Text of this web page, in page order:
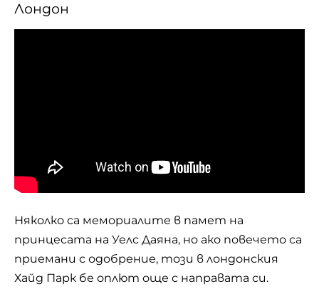
Лондон
Няколко са мемориалите в памет на
принцесата на Уелс Даяна, но ако повечето са
приемани с одобрение, този в лондонския
Хайд Парк бе оплют още с направата си.